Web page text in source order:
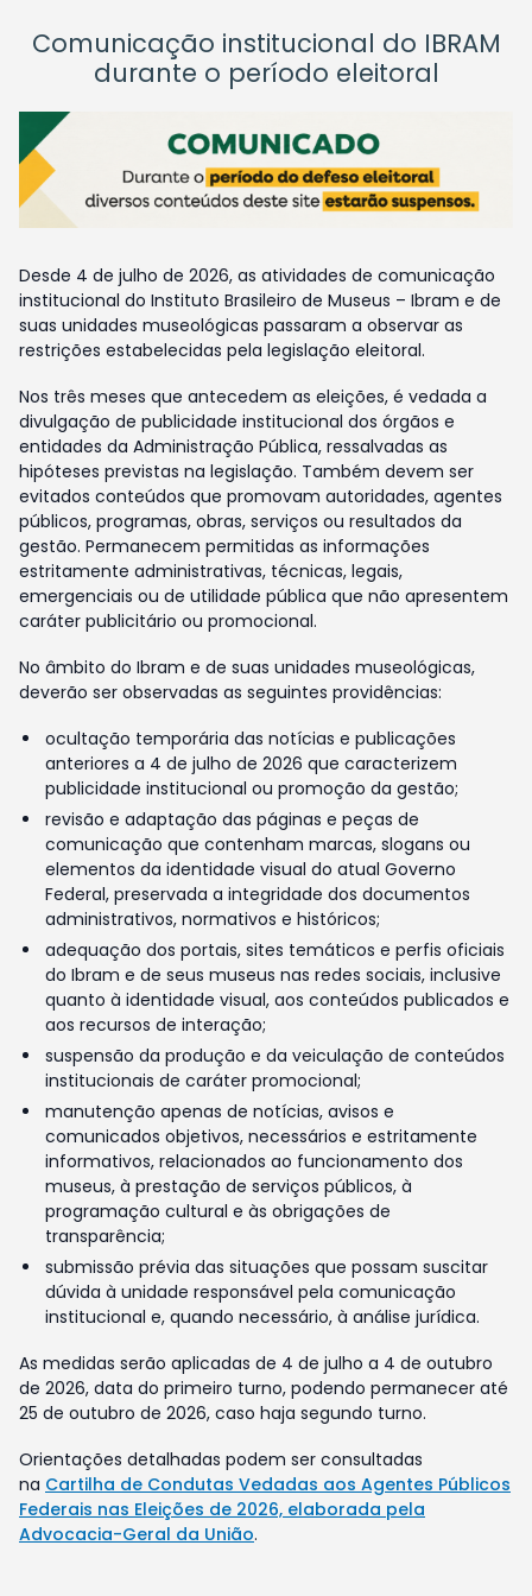
Comunicação institucional do IBRAM
durante o período eleitoral
Desde 4 de julho de 2026, as atividades de comunicação
institucional do Instituto Brasileiro de Museus – Ibram e de
suas unidades museológicas passaram a observar as
restrições estabelecidas pela legislação eleitoral.
Nos três meses que antecedem as eleições, é vedada a
divulgação de publicidade institucional dos órgãos e
entidades da Administração Pública, ressalvadas as
hipóteses previstas na legislação. Também devem ser
evitados conteúdos que promovam autoridades, agentes
públicos, programas, obras, serviços ou resultados da
gestão. Permanecem permitidas as informações
estritamente administrativas, técnicas, legais,
emergenciais ou de utilidade pública que não apresentem
caráter publicitário ou promocional.
No âmbito do Ibram e de suas unidades museológicas,
deverão ser observadas as seguintes providências:
ocultação temporária das notícias e publicações
anteriores a 4 de julho de 2026 que caracterizem
publicidade institucional ou promoção da gestão;
revisão e adaptação das páginas e peças de
comunicação que contenham marcas, slogans ou
elementos da identidade visual do atual Governo
Federal, preservada a integridade dos documentos
administrativos, normativos e históricos;
adequação dos portais, sites temáticos e perfis oficiais
do Ibram e de seus museus nas redes sociais, inclusive
quanto à identidade visual, aos conteúdos publicados e
aos recursos de interação;
suspensão da produção e da veiculação de conteúdos
institucionais de caráter promocional;
manutenção apenas de notícias, avisos e
comunicados objetivos, necessários e estritamente
informativos, relacionados ao funcionamento dos
museus, à prestação de serviços públicos, à
programação cultural e às obrigações de
transparência;
submissão prévia das situações que possam suscitar
dúvida à unidade responsável pela comunicação
institucional e, quando necessário, à análise jurídica.
As medidas serão aplicadas de 4 de julho a 4 de outubro
de 2026, data do primeiro turno, podendo permanecer até
25 de outubro de 2026, caso haja segundo turno.
Orientações detalhadas podem ser consultadas
na Cartilha de Condutas Vedadas aos Agentes Públicos
Federais nas Eleições de 2026, elaborada pela
Advocacia-Geral da União.